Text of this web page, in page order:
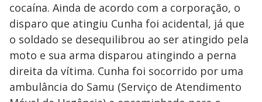
cocaína. Ainda de acordo com a corporação, o
disparo que atingiu Cunha foi acidental, já que
o soldado se desequilibrou ao ser atingido pela
moto e sua arma disparou atingindo a perna
direita da vítima. Cunha foi socorrido por uma
ambulância do Samu (Serviço de Atendimento